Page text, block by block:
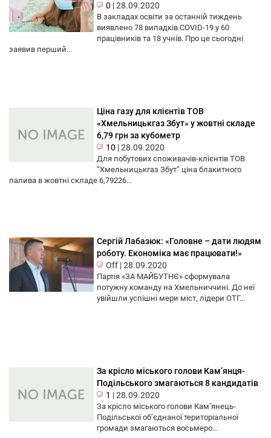
0 |28.09.2020
В закладах освіти за останній тиждень
виявлено 78 випадків COVID-19 у 60
працівників та 18 учнів. Про це сьогодні
заявив перший...
Ціна газу для клієнтів ТОВ
«Хмельницькгаз Збут» у жовтні складе
6,79 грн за кубометр
10 |28.09.2020
Для побутових споживачів-клієнтів ТОВ
“Хмельницькгаз Збут” ціна блакитного
палива в жовтні складе 6,79226...
Сергій Лабазюк: «Головне – дати людям
роботу. Економіка має працювати!»
Off |28.09.2020
Партія «ЗА МАЙБУТНЄ» сформувала
потужну команду на Хмельниччині. До неї
увійшли успішні мери міст, лідери ОТГ...
За крісло міського голови Кам’янця-
Подільського змагаються 8 кандидатів
1 |28.09.2020
За крісло міського голови Кам’янець-
Подільської об’єднаної територіальної
громади змагаються восьмеро...